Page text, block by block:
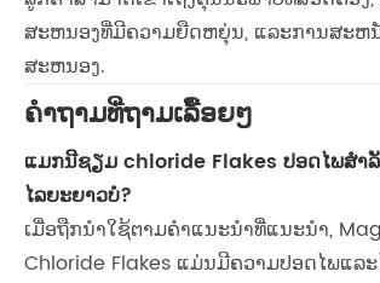
ສະຫນອງທີ່ມີຄວາມຍືດຫຍຸ່ນ, ແລະການສະຫ
ສະຫນອງ.
ຄໍາຖາມທີ່ຖາມເລື້ອຍໆ
ແມກນີຊຽມ chloride Flakes ປອດໄພສໍາ
ໄລຍະຍາວບໍ?
ເມື່ອຖືກນໍາໃຊ້ຕາມຄໍາແນະນໍາທີ່ແນະນໍາ,
Chloride Flakes ແມ່ນມີຄວາມປອດໄພແລ